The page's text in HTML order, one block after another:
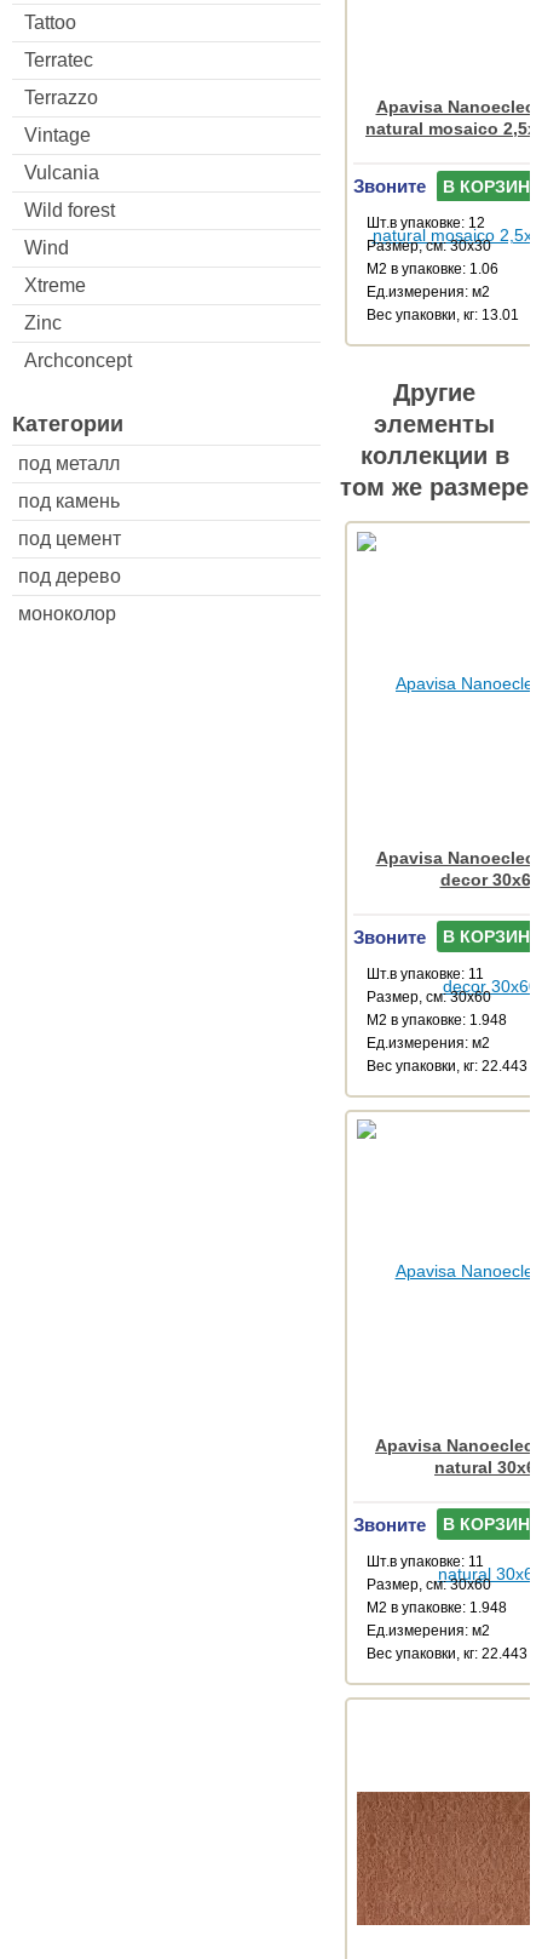
Tattoo
Terratec
Terrazzo
Vintage
Vulcania
Wild forest
Wind
Xtreme
Zinc
Archconcept
Категории
под металл
под камень
под цемент
под дерево
моноколор
Apavisa
natural mosaico
Звоните В КОРЗИНУ
Шт.в упаковке: 12
Размер, см: 30x30
М2 в упаковке: 1.06
Ед.измерения: м2
Веc упаковки, кг: 13.01
Другие
элементы
коллекции в
том же размере
Apavisa
decor 30x60
Звоните В КОРЗИНУ
Шт.в упаковке: 11
Размер, см: 30x60
М2 в упаковке: 1.948
Ед.измерения: м2
Веc упаковки, кг: 22.443
Apavisa
natural
Звоните В КОРЗИНУ
Шт.в упаковке: 11
Размер, см: 30x60
М2 в упаковке: 1.948
Ед.измерения: м2
Веc упаковки, кг: 22.443